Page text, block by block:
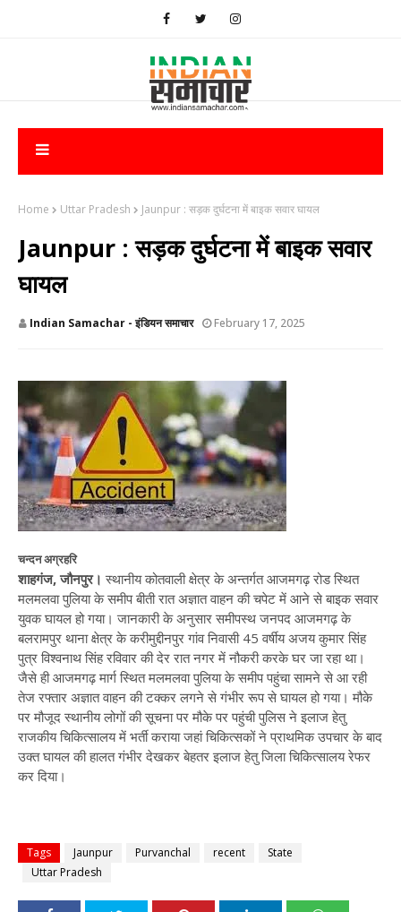
Home Uttar Pradesh Jaunpur : ​सड़क दुर्घटना में बाइक सवार घायल
Jaunpur : ​सड़क दुर्घटना में बाइक सवार
घायल
Indian Samachar - इंडियन समाचार February 17, 2025
चन्दन अग्रहरि
शाहगंज, जौनपुर।स्थानीय कोतवाली क्षेत्र के अन्तर्गत आजमगढ़ रोड स्थित
मलमलवा पुलिया के समीप बीती रात अज्ञात वाहन की चपेट में आने से बाइक सवार
युवक घायल हो गया। जानकारी के अनुसार समीपस्थ जनपद आजमगढ़ के
बलरामपुर थाना क्षेत्र के करीमुद्दीनपुर गांव निवासी 45 वर्षीय अजय कुमार सिंह
पुत्र विश्वनाथ सिंह रविवार की देर रात नगर में नौकरी करके घर जा रहा था।
जैसे ही आजमगढ़ मार्ग स्थित मलमलवा पुलिया के समीप पहुंचा सामने से आ रही
तेज रफ्तार अज्ञात वाहन की टक्कर लगने से गंभीर रूप से घायल हो गया। मौके
पर मौजूद स्थानीय लोगों की सूचना पर मौके पर पहुंची पुलिस ने इलाज हेतु
राजकीय चिकित्सालय में भर्ती कराया जहां चिकित्सकों ने प्राथमिक उपचार के बाद
उक्त घायल की हालत गंभीर देखकर बेहतर इलाज हेतु जिला चिकित्सालय रेफर
कर दिया।
Tags Jaunpur Purvanchal recent
State
Uttar Pradesh